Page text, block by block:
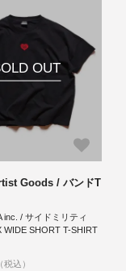
OUT
Goods / バンドT
inc. / サイドミリティ
WIDE SHORT T-SHIRT
（税込）